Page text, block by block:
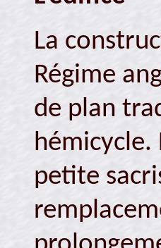
La
Régime
de plan
hémicycle.
petite